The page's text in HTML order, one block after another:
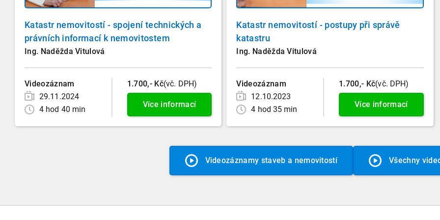
Katastr nemovitostí - spojení technických a
právních informací k nemovitostem
Ing. Naděžda Vitulová
Videozáznam
29.11.2024
4 hod 40 min
1.700,- Kč(vč. DPH)
Více informací
Katastr nemovitostí - postupy při správě
katastru
Ing. Naděžda Vitulová
Videozáznam
12.10.2023
4 hod 35 min
1.700,- Kč(vč. DPH)
Více informací
Videozáznamy staveb a nemovitostí Všechny